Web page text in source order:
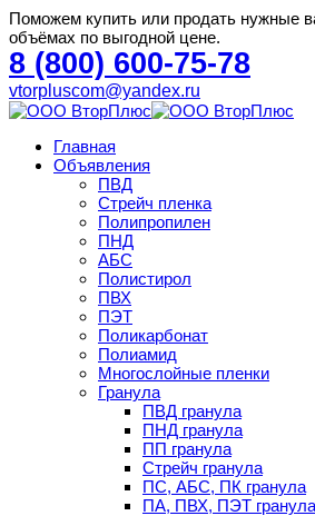
Поможем купить или продать нужные
объёмах по выгодной цене.
8 (800) 600-75-78
vtorpluscom@yandex.ru
Главная
Объявления
ПВД
Стрейч пленка
Полипропилен
ПНД
АБС
Полистирол
ПВХ
ПЭТ
Поликарбонат
Полиамид
Многослойные пленки
Гранула
ПВД гранула
ПНД гранула
ПП гранула
Стрейч гранула
ПС, АБС, ПК гранула
ПА, ПВХ, ПЭТ гранула